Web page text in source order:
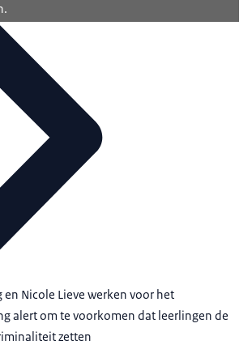
en Nicole Lieve werken voor het
alert om te voorkomen dat leerlingen de
zetten